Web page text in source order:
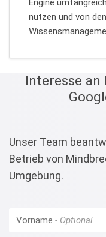
Engine
nutzen und von
Interesse
Unser Team
Betrieb von
Umgebung.
Vorname